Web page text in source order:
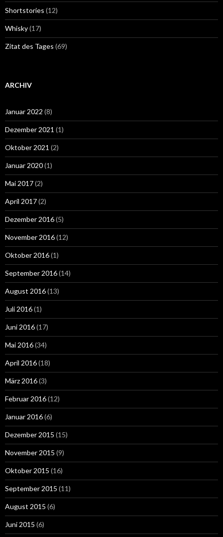
Shortstories (12)
Whisky(17)
Zitat des Tages (69)
ARCHIV
Januar 2022 (8)
Dezember 2021 (1)
Oktober 2021 (2)
Januar 2020(1)
Mai 2017(2)
April 2017(2)
Dezember 2016(5)
November 2016(12)
Oktober 2016(1)
September 2016(14)
August 2016(13)
Juli 2016(1)
Juni 2016(17)
Mai 2016(34)
April 2016(18)
März 2016(3)
Februar 2016(12)
Januar 2016(6)
Dezember 2015 (15)
November 2015 (9)
Oktober 2015 (16)
September 2015 (11)
August 2015 (6)
Juni 2015 (6)